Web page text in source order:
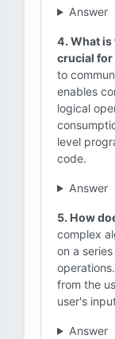
Answer
4. What is
crucial
to
enables
logical
level
code.
Answer
5. How
complex
on a
from the
user's
Answer